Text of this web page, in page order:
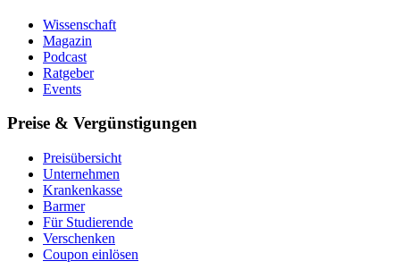
Wissenschaft
Magazin
Podcast
Ratgeber
Events
Preise & Vergünstigungen
Preisübersicht
Unternehmen
Krankenkasse
Barmer
Für Studierende
Ver­schen­ken
Coupon einlösen